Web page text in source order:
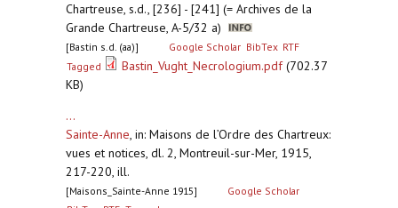
Chartreuse, s.d., [236] - [241] (= Archives de la
Grande Chartreuse, A-5/32 a)
[Bastin s.d. (aa)] Google Scholar BibTex RTF
Tagged
Bastin_Vught_Necrologium.pdf(702.37
KB)
...
Sainte-Anne, in: Maisons de l’Ordre des Chartreux:
vues et notices, dl. 2, Montreuil-sur-Mer, 1915,
217-220, ill.
[Maisons_Sainte-Anne 1915]
Google Scholar